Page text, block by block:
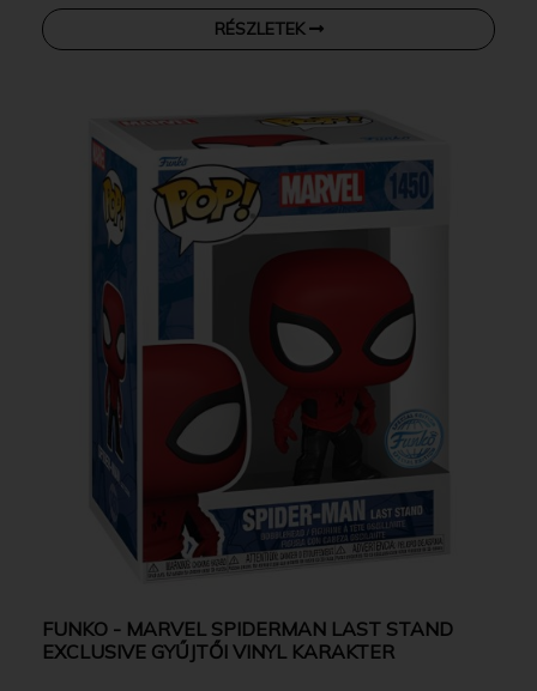
RÉSZLETEK
FUNKO - MARVEL SPIDERMAN LAST STAND
EXCLUSIVE GYŰJTŐI VINYL KARAKTER